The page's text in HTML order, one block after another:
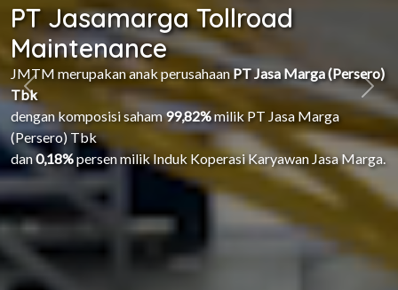
PT Jasamarga Tollroad
Maintenance
JMTM merupakan anak perusahaanPT Jasa Marga (Persero)
Tbk
dengan komposisi saham99,82%milik PT Jasa Marga
(Persero) Tbk
dan0,18%persen milik Induk Koperasi Karyawan Jasa Marga.